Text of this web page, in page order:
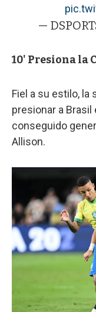
—
10' Presiona la
Fiel a su estilo, la
presionar a Brasil
conseguido
Allison.